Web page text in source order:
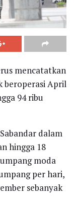
mencatatkan
beroperasi April
94 ribu
dalam
hingga 18
moda
per hari,
sebanyak